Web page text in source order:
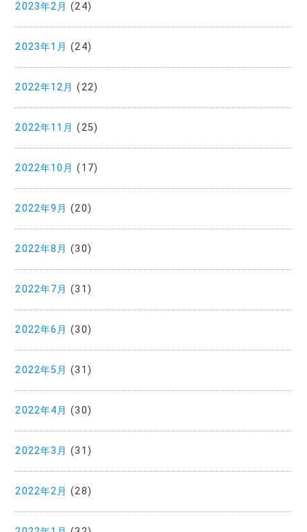
2023年2月 (24)
2023年1月 (24)
2022年12月 (22)
2022年11月 (25)
2022年10月 (17)
2022年9月 (20)
2022年8月 (30)
2022年7月 (31)
2022年6月 (30)
2022年5月 (31)
2022年4月 (30)
2022年3月 (31)
2022年2月 (28)